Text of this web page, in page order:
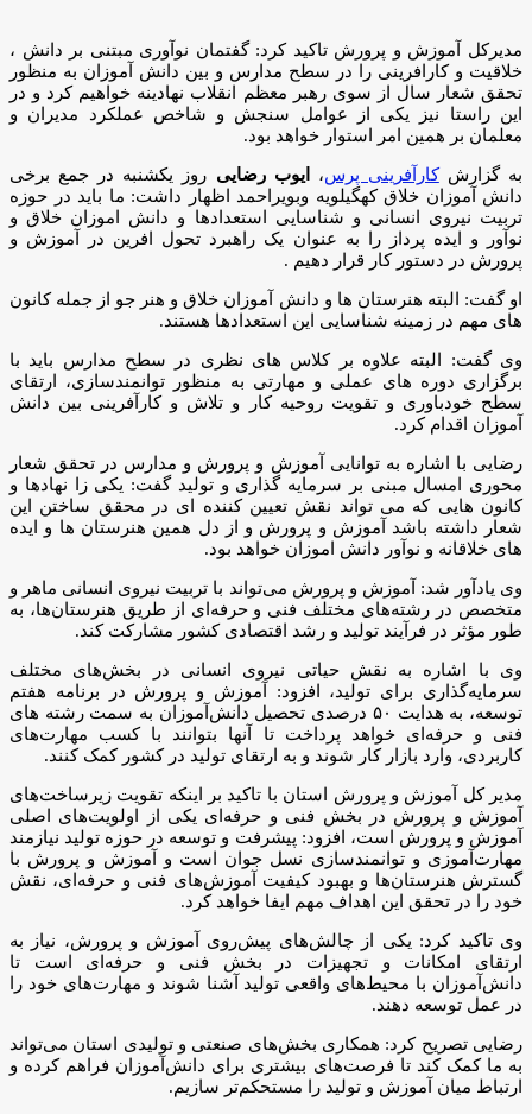
مدیرکل آموزش و پرورش تاکید کرد: گفتمان نوآوری مبتنی بر دانش ،
خلاقیت و کارافرینی را در سطح مدارس و بین دانش آموزان به منظور
تحقق شعار سال از سوی رهبر معظم انقلاب نهادینه خواهیم کرد و در
این راستا نیز یکی از عوامل سنجش و شاخص عملکرد مدیران و
معلمان بر همین امر استوار خواهد بود.
به گزارشکارآفرینی پرس، ایوب رضایی روز یکشنبه در جمع برخی
دانش آموزان خلاق کهگیلویه وبویراحمد اظهار داشت: ما باید در حوزه
تربیت نیروی انسانی و شناسایی استعدادها و دانش اموزان خلاق و
نوآور و ایده پرداز را به عنوان یک راهبرد تحول افرین در آموزش و
پرورش در دستور کار قرار دهیم .
او گفت: البته هنرستان ها و دانش آموزان خلاق و هنر جو از جمله کانون
های مهم در زمینه شناسایی این استعدادها هستند.
وی گفت: البته علاوه بر کلاس های نظری در سطح مدارس باید با
برگزاری دوره های عملی و مهارتی به منظور توانمندسازی، ارتقای
سطح خودباوری و تقویت روحیه کار و تلاش و کارآفرینی بین دانش
آموزان اقدام کرد.
رضایی با اشاره به توانایی آموزش و پرورش و مدارس در تحقق شعار
محوری امسال مبنی بر سرمایه گذاری و تولید گفت: یکی زا نهادها و
کانون هایی که می تواند نقش تعیین کننده ای در محقق ساختن این
شعار داشته باشد آموزش و پرورش و از دل همین هنرستان ها و ایده
های خلاقانه و نوآور دانش اموزان خواهد بود.
وی یادآور شد: آموزش و پرورش می‌تواند با تربیت نیروی انسانی ماهر و
متخصص در رشته‌های مختلف فنی و حرفه‌ای از طریق هنرستان‌ها، به
طور مؤثر در فرآیند تولید و رشد اقتصادی کشور مشارکت کند.
وی با اشاره به نقش حیاتی نیروی انسانی در بخش‌های مختلف
سرمایه‌گذاری برای تولید، افزود: آموزش و پرورش در برنامه هفتم
توسعه، به هدایت ۵۰ درصدی تحصیل دانش‌آموزان به سمت رشته های
فنی و حرفه‌ای خواهد پرداخت تا آنها بتوانند با کسب مهارت‌های
کاربردی، وارد بازار کار شوند و به ارتقای تولید در کشور کمک کنند.
مدیر کل آموزش و پرورش استان با تاکید بر اینکه تقویت زیرساخت‌های
آموزش و پرورش در بخش فنی و حرفه‌ای یکی از اولویت‌های اصلی
آموزش و پرورش است، افزود: پیشرفت و توسعه در حوزه تولید نیازمند
مهارت‌آموزی و توانمندسازی نسل جوان است و آموزش و پرورش با
گسترش هنرستان‌ها و بهبود کیفیت آموزش‌های فنی و حرفه‌ای، نقش
خود را در تحقق این اهداف مهم ایفا خواهد کرد.
وی تاکید کرد: یکی از چالش‌های پیش‌روی آموزش و پرورش، نیاز به
ارتقای امکانات و تجهیزات در بخش فنی و حرفه‌ای است تا
دانش‌آموزان با محیط‌های واقعی تولید آشنا شوند و مهارت‌های خود را
در عمل توسعه دهند.
رضایی تصریح کرد: همکاری بخش‌های صنعتی و تولیدی استان می‌تواند
به ما کمک کند تا فرصت‌های بیشتری برای دانش‌آموزان فراهم کرده و
ارتباط میان آموزش و تولید را مستحکم‌تر سازیم.